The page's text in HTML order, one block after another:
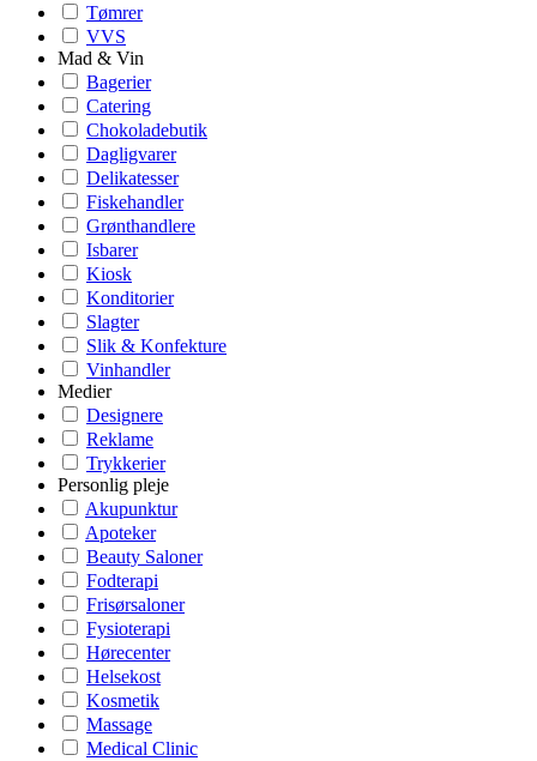
Tømrer
VVS
Mad & Vin
Bagerier
Catering
Chokoladebutik
Dagligvarer
Delikatesser
Fiskehandler
Grønthandlere
Isbarer
Kiosk
Konditorier
Slagter
Slik & Konfekture
Vinhandler
Medier
Designere
Reklame
Trykkerier
Personlig pleje
Akupunktur
Apoteker
Beauty Saloner
Fodterapi
Frisørsaloner
Fysioterapi
Hørecenter
Helsekost
Kosmetik
Massage
Medical Clinic